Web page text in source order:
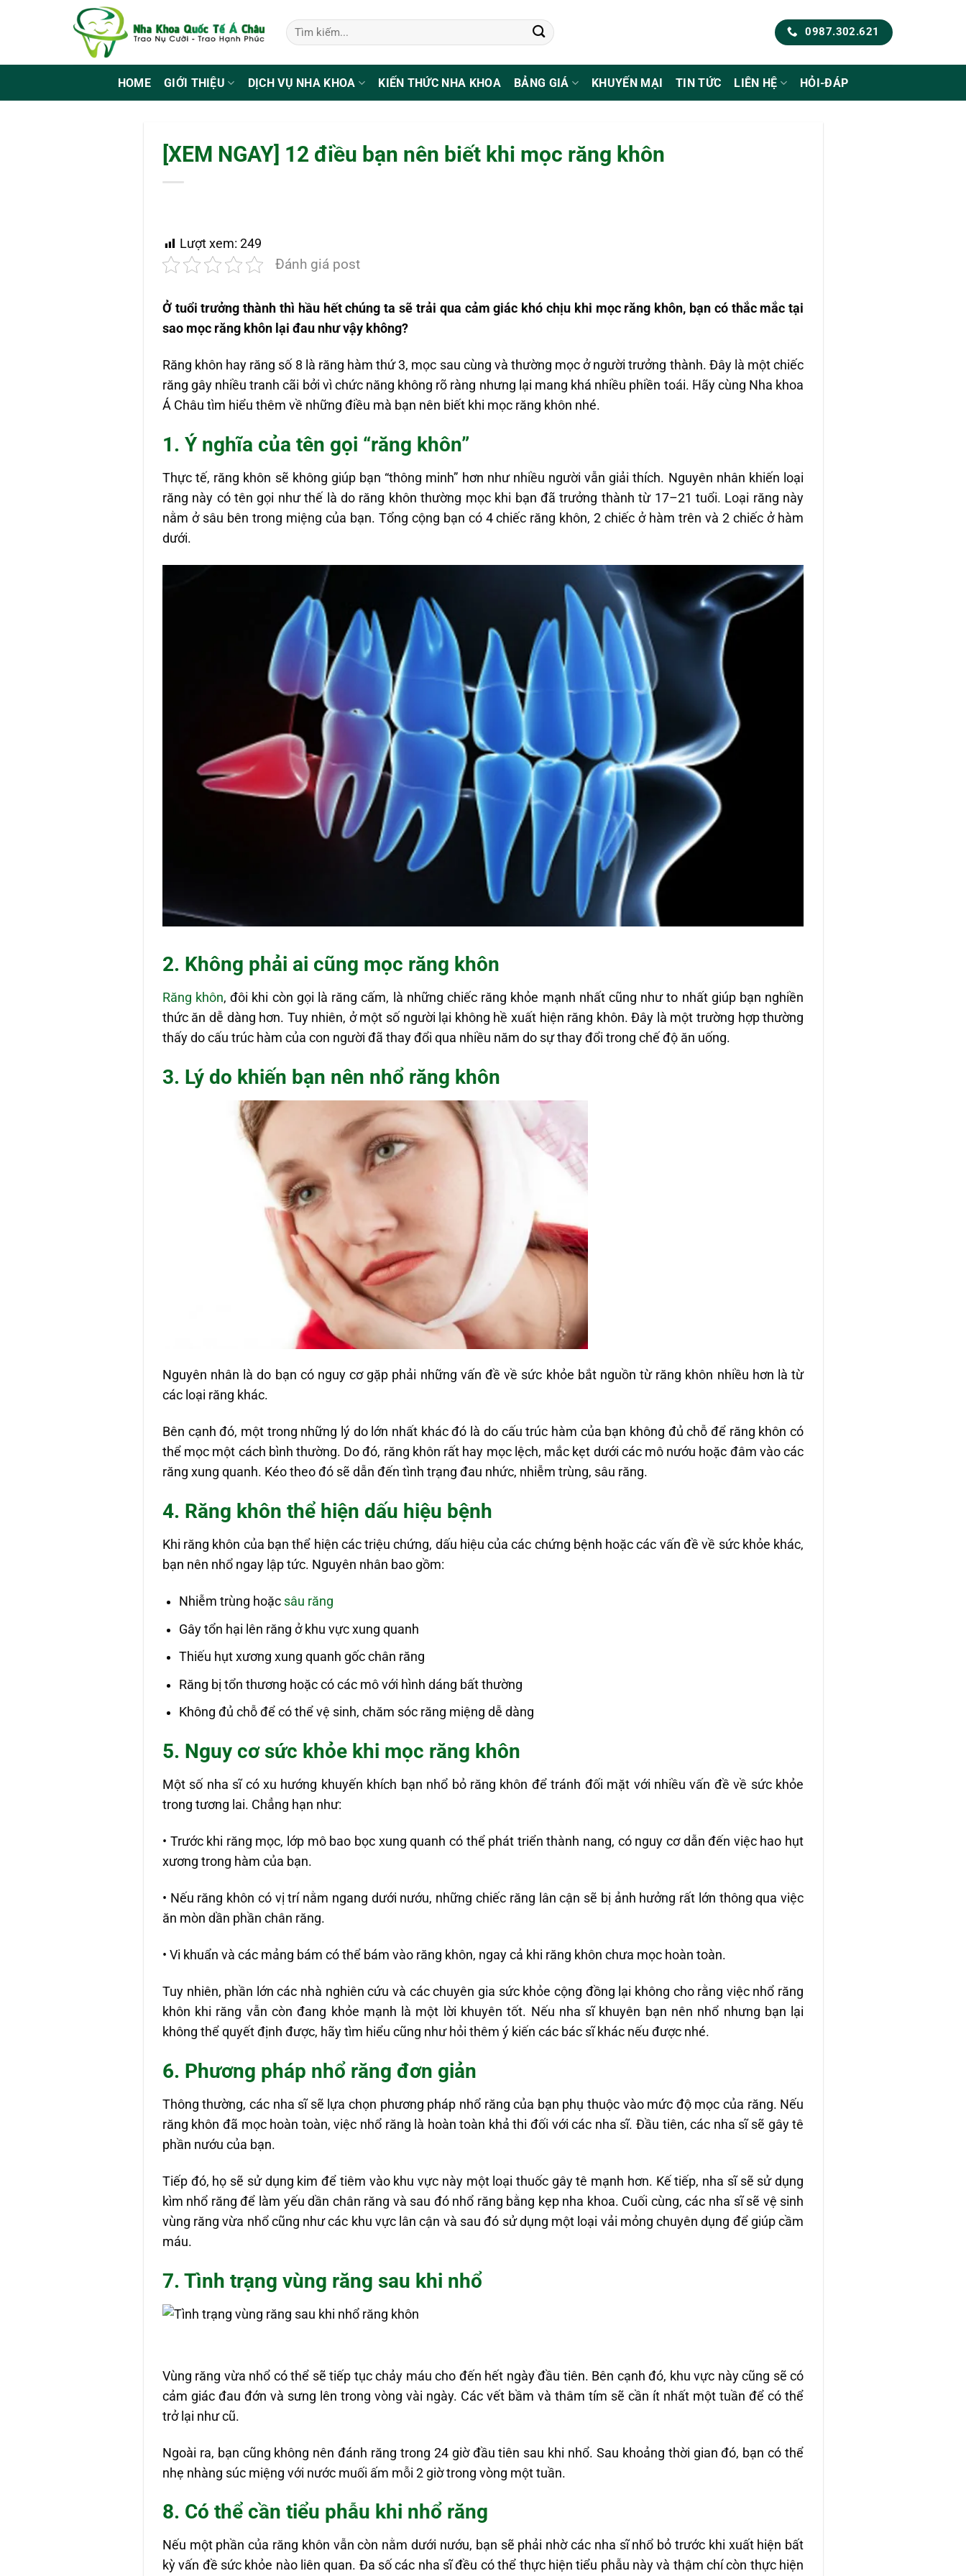
0987.302.621
HOME GIỚI THIỆU DỊCH VỤ NHA KHOA KIẾN THỨC NHA KHOA BẢNG GIÁ KHUYẾN MẠI TIN TỨC LIÊN HỆ HỎI-ĐÁP
[XEM NGAY] 12 điều bạn nên biết khi mọc răng khôn
Lượt xem: 249
Đánh giá post
Ở tuổi trưởng thành thì hầu hết chúng ta sẽ trải qua cảm giác khó chịu khi mọc răng khôn, bạn có thắc mắc tại
sao mọc răng khôn lại đau như vậy không?
Răng khôn hay răng số 8 là răng hàm thứ 3, mọc sau cùng và thường mọc ở người trưởng thành. Đây là một chiếc
răng gây nhiều tranh cãi bởi vì chức năng không rõ ràng nhưng lại mang khá nhiều phiền toái. Hãy cùng Nha khoa
Á Châu tìm hiểu thêm về những điều mà bạn nên biết khi mọc răng khôn nhé.
1. Ý nghĩa của tên gọi “răng khôn”
Thực tế, răng khôn sẽ không giúp bạn “thông minh” hơn như nhiều người vẫn giải thích. Nguyên nhân khiến loại
răng này có tên gọi như thế là do răng khôn thường mọc khi bạn đã trưởng thành từ 17–21 tuổi. Loại răng này
nằm ở sâu bên trong miệng của bạn. Tổng cộng bạn có 4 chiếc răng khôn, 2 chiếc ở hàm trên và 2 chiếc ở hàm
dưới.
2. Không phải ai cũng mọc răng khôn
Răng khôn, đôi khi còn gọi là răng cấm, là những chiếc răng khỏe mạnh nhất cũng như to nhất giúp bạn nghiền
thức ăn dễ dàng hơn. Tuy nhiên, ở một số người lại không hề xuất hiện răng khôn. Đây là một trường hợp thường
thấy do cấu trúc hàm của con người đã thay đổi qua nhiều năm do sự thay đổi trong chế độ ăn uống.
3. Lý do khiến bạn nên nhổ răng khôn
Nguyên nhân là do bạn có nguy cơ gặp phải những vấn đề về sức khỏe bắt nguồn từ răng khôn nhiều hơn là từ
các loại răng khác.
Bên cạnh đó, một trong những lý do lớn nhất khác đó là do cấu trúc hàm của bạn không đủ chỗ để răng khôn có
thể mọc một cách bình thường. Do đó, răng khôn rất hay mọc lệch, mắc kẹt dưới các mô nướu hoặc đâm vào các
răng xung quanh. Kéo theo đó sẽ dẫn đến tình trạng đau nhức, nhiễm trùng, sâu răng.
4. Răng khôn thể hiện dấu hiệu bệnh
Khi răng khôn của bạn thể hiện các triệu chứng, dấu hiệu của các chứng bệnh hoặc các vấn đề về sức khỏe khác,
bạn nên nhổ ngay lập tức. Nguyên nhân bao gồm:
Nhiễm trùng hoặc sâu răng
Gây tổn hại lên răng ở khu vực xung quanh
Thiếu hụt xương xung quanh gốc chân răng
Răng bị tổn thương hoặc có các mô với hình dáng bất thường
Không đủ chỗ để có thể vệ sinh, chăm sóc răng miệng dễ dàng
5. Nguy cơ sức khỏe khi mọc răng khôn
Một số nha sĩ có xu hướng khuyến khích bạn nhổ bỏ răng khôn để tránh đối mặt với nhiều vấn đề về sức khỏe
trong tương lai. Chẳng hạn như:
• Trước khi răng mọc, lớp mô bao bọc xung quanh có thể phát triển thành nang, có nguy cơ dẫn đến việc hao hụt
xương trong hàm của bạn.
• Nếu răng khôn có vị trí nằm ngang dưới nướu, những chiếc răng lân cận sẽ bị ảnh hưởng rất lớn thông qua việc
ăn mòn dần phần chân răng.
• Vi khuẩn và các mảng bám có thể bám vào răng khôn, ngay cả khi răng khôn chưa mọc hoàn toàn.
Tuy nhiên, phần lớn các nhà nghiên cứu và các chuyên gia sức khỏe cộng đồng lại không cho rằng việc nhổ răng
khôn khi răng vẫn còn đang khỏe mạnh là một lời khuyên tốt. Nếu nha sĩ khuyên bạn nên nhổ nhưng bạn lại
không thể quyết định được, hãy tìm hiểu cũng như hỏi thêm ý kiến các bác sĩ khác nếu được nhé.
6. Phương pháp nhổ răng đơn giản
Thông thường, các nha sĩ sẽ lựa chọn phương pháp nhổ răng của bạn phụ thuộc vào mức độ mọc của răng. Nếu
răng khôn đã mọc hoàn toàn, việc nhổ răng là hoàn toàn khả thi đối với các nha sĩ. Đầu tiên, các nha sĩ sẽ gây tê
phần nướu của bạn.
Tiếp đó, họ sẽ sử dụng kim để tiêm vào khu vực này một loại thuốc gây tê mạnh hơn. Kế tiếp, nha sĩ sẽ sử dụng
kìm nhổ răng để làm yếu dần chân răng và sau đó nhổ răng bằng kẹp nha khoa. Cuối cùng, các nha sĩ sẽ vệ sinh
vùng răng vừa nhổ cũng như các khu vực lân cận và sau đó sử dụng một loại vải mỏng chuyên dụng để giúp cầm
máu.
7. Tình trạng vùng răng sau khi nhổ
Vùng răng vừa nhổ có thể sẽ tiếp tục chảy máu cho đến hết ngày đầu tiên. Bên cạnh đó, khu vực này cũng sẽ có
cảm giác đau đớn và sưng lên trong vòng vài ngày. Các vết bầm và thâm tím sẽ cần ít nhất một tuần để có thể
trở lại như cũ.
Ngoài ra, bạn cũng không nên đánh răng trong 24 giờ đầu tiên sau khi nhổ. Sau khoảng thời gian đó, bạn có thể
nhẹ nhàng súc miệng với nước muối ấm mỗi 2 giờ trong vòng một tuần.
8. Có thể cần tiểu phẫu khi nhổ răng
Nếu một phần của răng khôn vẫn còn nằm dưới nướu, bạn sẽ phải nhờ các nha sĩ nhổ bỏ trước khi xuất hiện bất
kỳ vấn đề sức khỏe nào liên quan. Đa số các nha sĩ đều có thể thực hiện tiểu phẫu này và thậm chí còn thực hiện